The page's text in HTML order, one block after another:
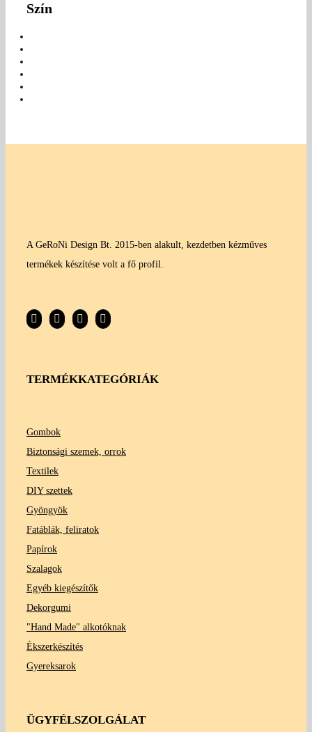
Szín
A GeRoNi Design Bt. 2015-ben alakult, kezdetben kézműves
termékek készítése volt a fő profil.
TERMÉKKATEGÓRIÁK
Gombok
Biztonsági szemek, orrok
Textilek
DIY szettek
Gyöngyök
Fatáblák, feliratok
Papírok
Szalagok
Egyéb kiegészítők
Dekorgumi
"Hand Made" alkotóknak
Ékszerkészítés
Gyereksarok
ÜGYFÉLSZOLGÁLAT